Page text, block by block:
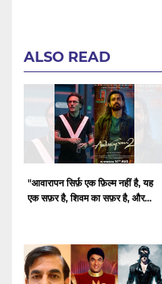
ALSO READ
"आवारापन सिर्फ़ एक फ़िल्म नहीं है, यह
एक सफ़र है, शिवम का सफ़र है, और...